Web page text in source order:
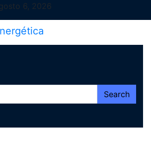
6, 2026
Energética
Search